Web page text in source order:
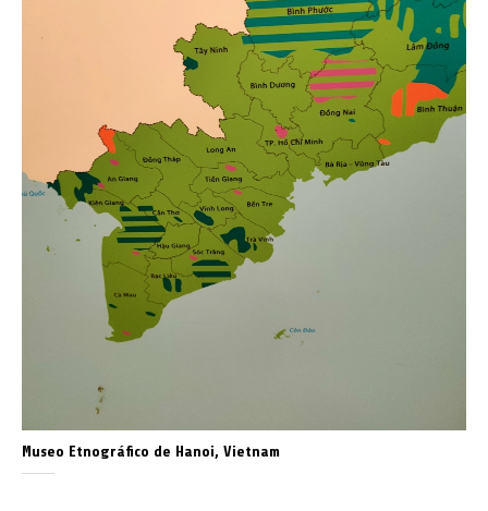
Museo Etnográfico de Hanoi, Vietnam